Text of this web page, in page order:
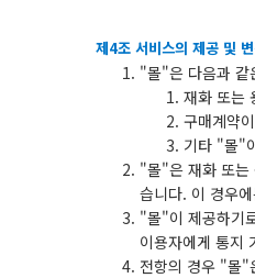
제4조 서비스의 제공 및
"몰"은 다음과 같
재화 또는
구매계약
기타 "몰"
"몰"은 재화 또는
습니다. 이 경우
"몰"이 제공하기
이용자에게 통지
전항의 경우 "몰"